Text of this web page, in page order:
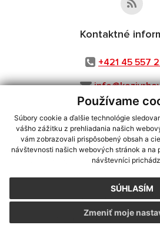
Používame
Súbory cookie a ďalšie technológie
vášho zážitku z prehliadania našich
vám zobrazovali prispôsobený obsah a
návštevnosti našich webových stránok a na
návštevníci
SÚHLASÍM
Zmeniť moje
Kontaktné
+421 45 557
využite možnosť získavania aktuálnych
CMS systém (redakčný) systém ECHELON
webex.digital, s.r.o.,
Posledná aktualizácia:
Vytlačiť stránku|Vyhlásenie